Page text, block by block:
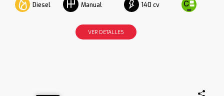
Diesel Manual 140 cv
VER DETALLES